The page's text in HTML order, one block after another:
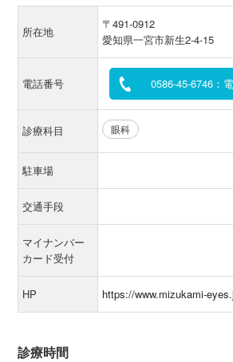
所在地
〒491-0912
愛知県一宮市新生2-4-15
電話番号 0586-45-6746：
診療科目 眼科
駐車場
交通手段
マイナンバー
カード受付
HP https://www.mizukami-
診療時間